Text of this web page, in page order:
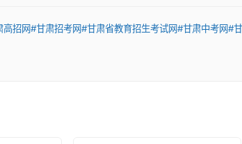
高招网#甘肃招考网#甘肃省教育招生考试网#甘肃中考网#